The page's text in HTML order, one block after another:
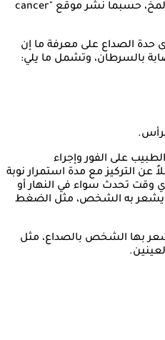
السرطان التي تنتشر لتصل إلى المخ، حسبما نشر موقع "cancer
حدة الصداع على معرفة ما إن
بالسرطان، وتشمل ما يلي:
على الفور وإجراء
عن التركيز مع مدة استمرار نوبة
وقت تحدث سواء في النهار أو
يشعر به الشخص، مثل الضغط
يشعر بها الشخص بالصداع، مثل